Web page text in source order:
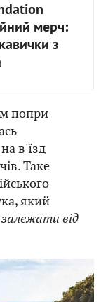
мерч:
з
попри
в'їзд
Таке
який
від